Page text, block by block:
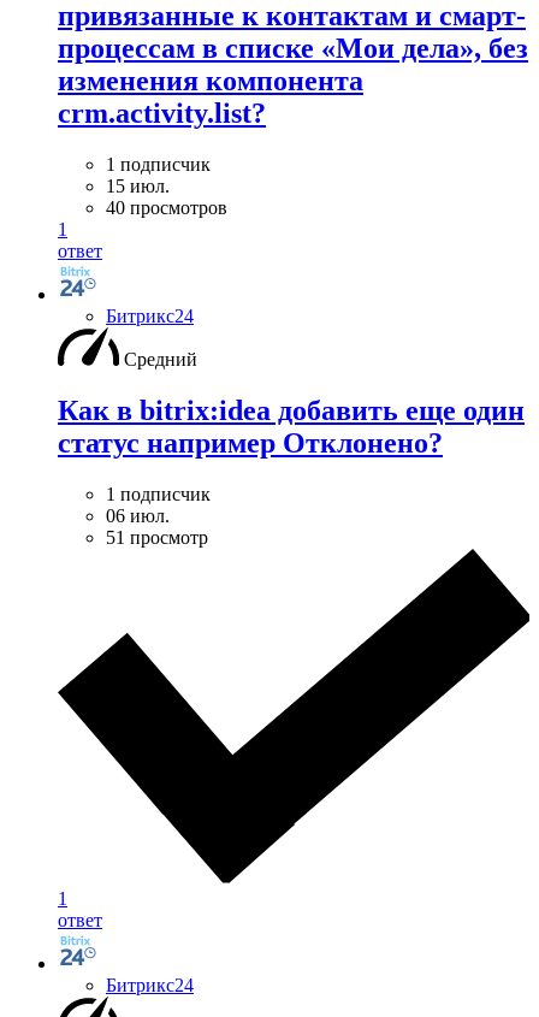
привязанные к контактам и смарт-
процессам в списке «Мои дела», без
изменения компонента
crm.activity.list?
1 подписчик
15 июл.
40 просмотров
1
ответ
Битрикс24
Средний
Как в bitrix:idea добавить еще один
статус например Отклонено?
1 подписчик
06 июл.
51 просмотр
1
ответ
Битрикс24